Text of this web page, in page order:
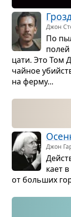
Джон
По
цати. Это Том
чайное
на ферму...
Джон
кает
от боль­ших